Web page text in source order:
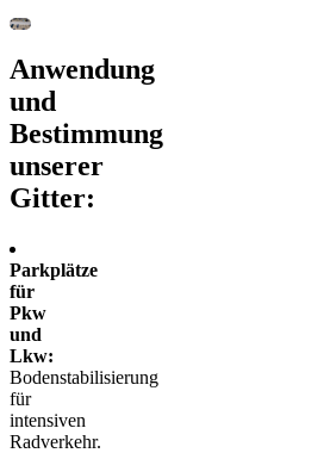
Anwendung
und
Bestimmung
unserer
Gitter:
Parkplätze
für
Pkw
und
Lkw:
Bodenstabilisierung
für
intensiven
Radverkehr.